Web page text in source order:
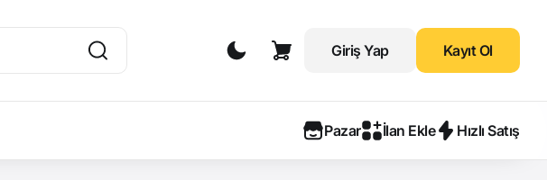
Giriş Yap Kayıt Ol
Pazar İlan Ekle Hızlı Satış